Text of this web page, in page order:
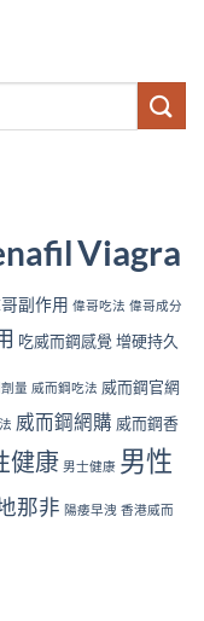
Viagra
副作用 偉哥吃法 偉哥成分
吃威而鋼感覺 增硬持久
量 威而鋼吃法 威而鋼官網
威而鋼網購 威而鋼香
健康 男士健康 男性
那非 陽痿早洩 香港威而